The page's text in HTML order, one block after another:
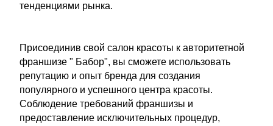
тенденциями рынка.
Присоединив свой салон красоты к авторитетной
франшизе " Бабор", вы сможете использовать
репутацию и опыт бренда для создания
популярного и успешного центра красоты.
Соблюдение требований франшизы и
предоставление исключительных процедур,